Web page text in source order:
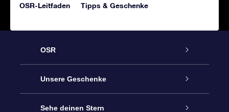
OSR-Leitfaden Tipps & Geschenke
OSR
Service
Kontakt
Unsere Geschenke
Sterne schenken
Sehe deinen Stern